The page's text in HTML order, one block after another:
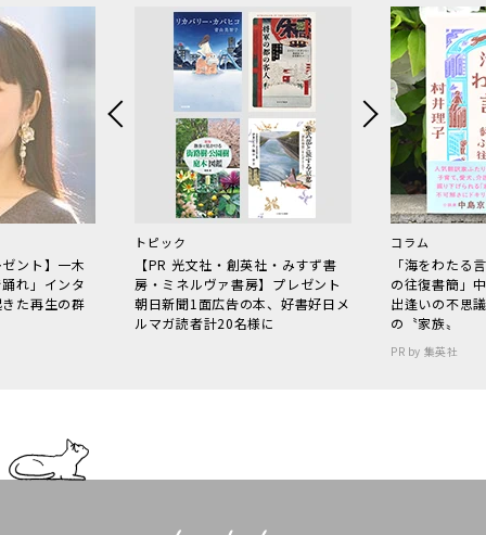
ント】一木
れ」インタ
た再生の群
トピック
【PR 光文社・創英社・みすず書
房・ミネルヴァ書房】プレゼント
朝日新聞1面広告の本、好書好日メ
ルマガ読者計20名様に
コラム
「海をわた
の往復書簡」
出逢いの不思
の〝家族〟
PR by 集英社